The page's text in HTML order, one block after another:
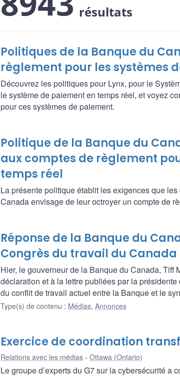
résultats
Politiques de la Banque du
règlement pour les systèmes
Découvrez les politiques pour Lynx, pour le
le système de paiement en temps réel, et voyez
pour ces systèmes de paiement.
Politique de la Banque du
aux comptes de règlement
temps réel
La présente politique établit les exigences que
Canada envisage de leur octroyer un compte de
Réponse de la Banque du
Congrès du travail du Canada
Hier, le gouverneur de la Banque du Canada, Tiff
déclaration et à la lettre publiées par la
du conflit de travail actuel entre la Banque et le
Type(s) de contenu : Médias, Annonces
Exercice de coordination
Relations avec les médias Ottawa (Ontario)
Le groupe d’experts du G7 sur la cybersécurité